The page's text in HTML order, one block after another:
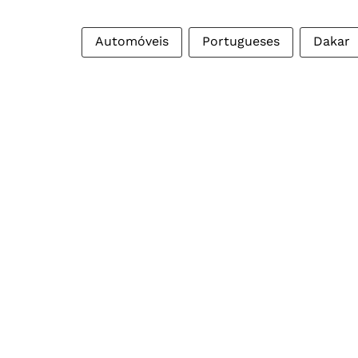
Automóveis Portugueses Dakar